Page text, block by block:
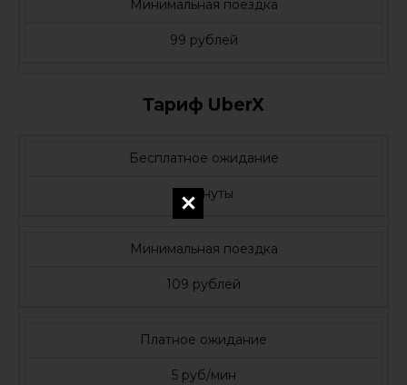
Минимальная поездка
99 рублей
Тариф UberX
Бесплатное ожидание
3 минуты
Минимальная поездка
109 рублей
Платное ожидание
5 руб/мин